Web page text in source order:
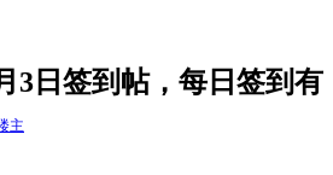
3日签到帖，每日签到有
主